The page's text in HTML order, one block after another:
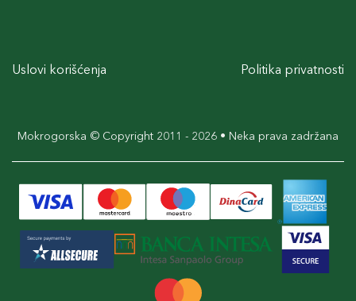
Uslovi korišćenja Politika privatnosti
Mokrogorska © Copyright 2011 - 2026 • Neka prava zadržana